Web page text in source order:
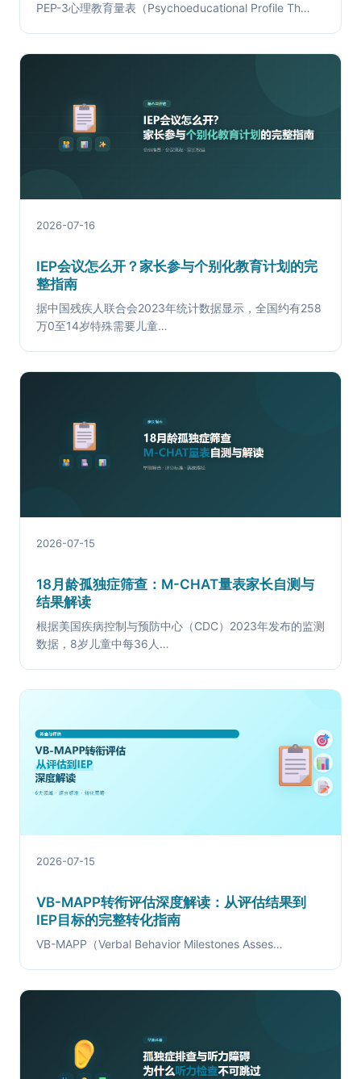
PEP-3心理教育量表（Psychoeducational Profile Th…
2026-07-16
IEP会议怎么开？家长参与个别化教育计划的完
整指南
据中国残疾人联合会2023年统计数据显示，全国约有258
万0至14岁特殊需要儿童…
2026-07-15
18月龄孤独症筛查：M-CHAT量表家长自测与
结果解读
根据美国疾病控制与预防中心（CDC）2023年发布的监测
数据，8岁儿童中每36人…
2026-07-15
VB-MAPP转衔评估深度解读：从评估结果到
IEP目标的完整转化指南
VB-MAPP（Verbal Behavior Milestones Asses…